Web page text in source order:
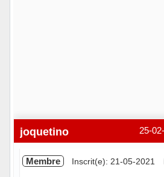
25-
joquetino
Membre Inscrit(e): 21-05-2021